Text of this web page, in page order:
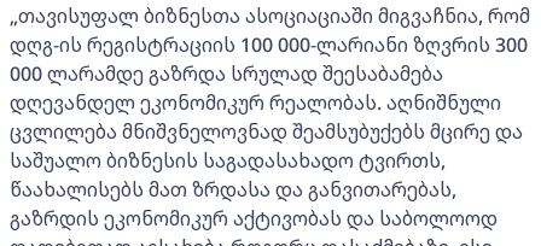
„თავისუფალ ბიზნესთა ასოციაციაში მიგვაჩნია, რომ
დღგ-ის რეგისტრაციის 100 000-ლარიანი ზღვრის 300
000 ლარამდე გაზრდა სრულად შეესაბამება
დღევანდელ ეკონომიკურ რეალობას. აღნიშნული
ცვლილება მნიშვნელოვნად შეამსუბუქებს მცირე და
საშუალო ბიზნესის საგადასახადო ტვირთს,
წაახალისებს მათ ზრდასა და განვითარებას,
გაზრდის ეკონომიკურ აქტივობას და საბოლოოდ